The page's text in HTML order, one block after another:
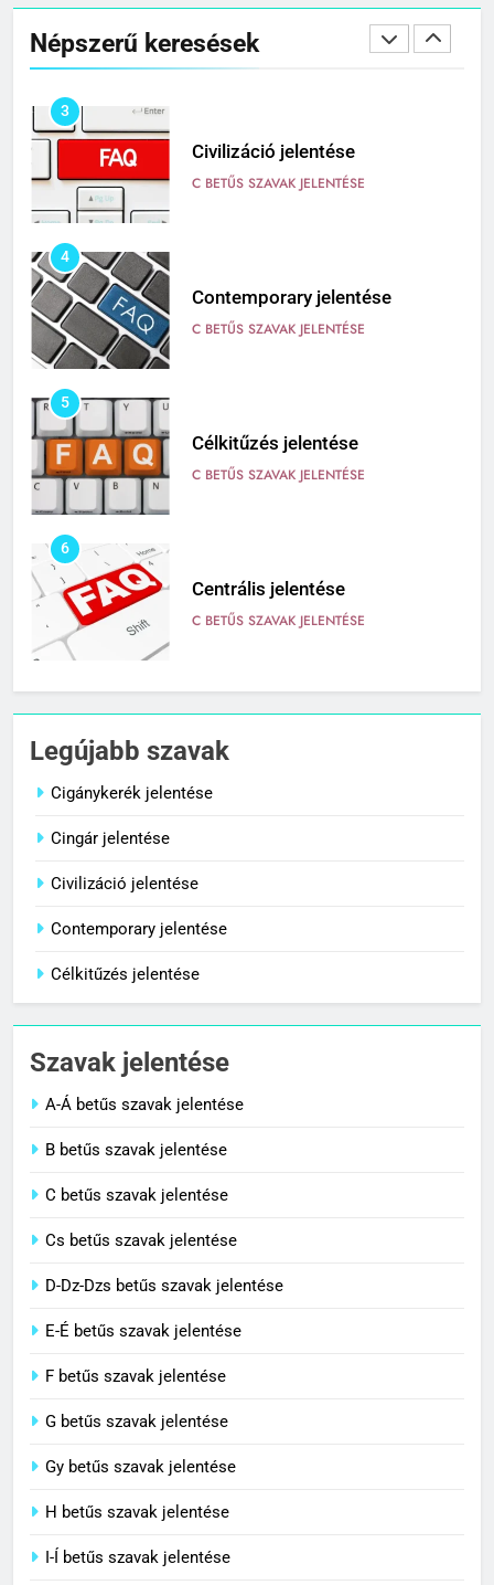
Népszerű keresések
Cingár jelentése
C BETŰS SZAVAK JELENTÉSE
3
Civilizáció jelentése
C BETŰS SZAVAK JELENTÉSE
4
Contemporary jelentése
C BETŰS SZAVAK JELENTÉSE
5
Célkitűzés jelentése
C BETŰS SZAVAK JELENTÉSE
6
Centrális jelentése
C BETŰS SZAVAK JELENTÉSE
7
Céltudatos jelentése
C BETŰS SZAVAK JELENTÉSE
8
Centenárium jelentése
1
Cigánykerék jelentése
C BETŰS SZAVAK JELENTÉSE
C BETŰS SZAVAK JELENTÉSE
3
4
Contemporary jelentése
5
Legújabb szavak
Cigánykerék jelentése
Cingár jelentése
Civilizáció jelentése
Contemporary jelentése
Célkitűzés jelentése
Szavak jelentése
A-Á betűs szavak jelentése
B betűs szavak jelentése
C betűs szavak jelentése
Cs betűs szavak jelentése
D-Dz-Dzs betűs szavak jelentése
E-É betűs szavak jelentése
F betűs szavak jelentése
G betűs szavak jelentése
Gy betűs szavak jelentése
H betűs szavak jelentése
I-Í betűs szavak jelentése